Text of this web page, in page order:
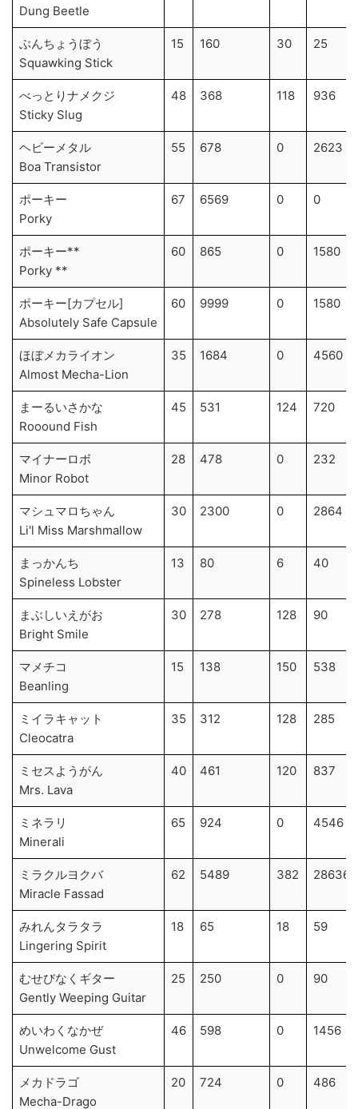
Dung Beetle
ぶんちょうぼう
Squawking Stick
15 160 30 25
べっとりナメクジ
Sticky Slug
48 368 118 936
ヘビーメタル
Boa Transistor
55 678 0 2623
ポーキー
Porky
67 6569 0 0
ポーキー**
Porky **
60 865 0 1580
ポーキー[カプセル]
Absolutely Safe Capsule
60 9999 0 1580
ほぼメカライオン
Almost Mecha-Lion
35 1684 0 4560
まーるいさかな
Rooound Fish
45 531 124 720
マイナーロボ
Minor Robot
28 478 0 232
マシュマロちゃん
Li'l Miss Marshmallow
30 2300 0 2864
まっかんち
Spineless Lobster
13 80 6 40
まぶしいえがお
Bright Smile
30 278 128 90
マメチコ
Beanling
15 138 150 538
ミイラキャット
Cleocatra
35 312 128 285
ミセスようがん
Mrs. Lava
40 461 120 837
ミネラリ
Minerali
65 924 0 4546
ミラクルヨクバ
Miracle Fassad
62 5489 382 28636
みれんタラタラ
Lingering Spirit
18 65 18 59
むせびなくギター
Gently Weeping Guitar
25 250 0 90
めいわくなかぜ
Unwelcome Gust
46 598 0 1456
メカドラゴ
Mecha-Drago
20 724 0 486